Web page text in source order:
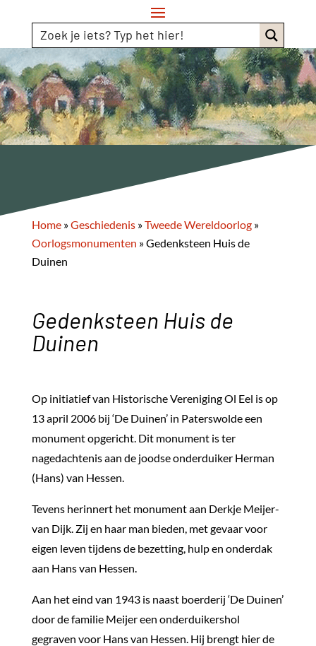
Home»Geschiedenis»Tweede Wereldoorlog»
Oorlogsmonumenten »Gedenksteen Huis de
Duinen
Gedenksteen Huis de
Duinen
Op initiatief van Historische Vereniging Ol Eel is op
13 april 2006 bij ‘De Duinen’ in Paterswolde een
monument opgericht. Dit monument is ter
nagedachtenis aan de joodse onderduiker Herman
(Hans) van Hessen.
Tevens herinnert het monument aan Derkje Meijer-
van Dijk. Zij en haar man bieden, met gevaar voor
eigen leven tijdens de bezetting, hulp en onderdak
aan Hans van Hessen.
Aan het eind van 1943 is naast boerderij ‘De Duinen’
door de familie Meijer een onderduikershol
gegraven voor Hans van Hessen. Hij brengt hier de